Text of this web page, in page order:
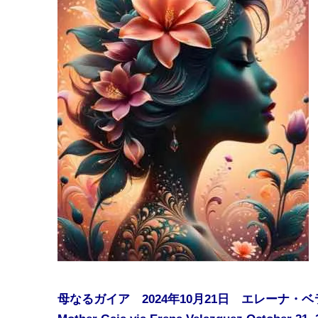
母なるガイア 2024年10月21日 エレーナ・ベ